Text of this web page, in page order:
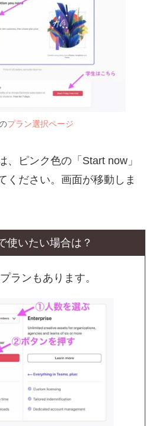
プラン選択ページ
、ピンク色の「Start now」
ください。画面が移動しま
使いたい場合は？
ランもあります。